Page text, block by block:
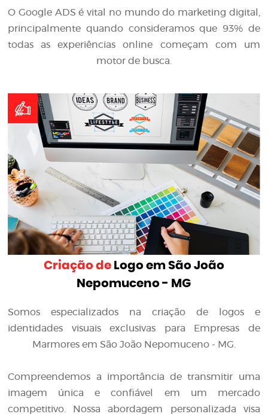
O Google ADS é vital no mundo do marketing digital,
principalmente quando consideramos que 93% de
todas as experiências online começam com um
motor de busca.
Criação deLogo em São João
Nepomuceno - MG
Somos especializados na criação de logos e
identidades visuais exclusivas para Empresas de
Marmores em São João Nepomuceno - MG.
Compreendemos a importância de transmitir uma
imagem única e confiável em um mercado
competitivo. Nossa abordagem personalizada visa